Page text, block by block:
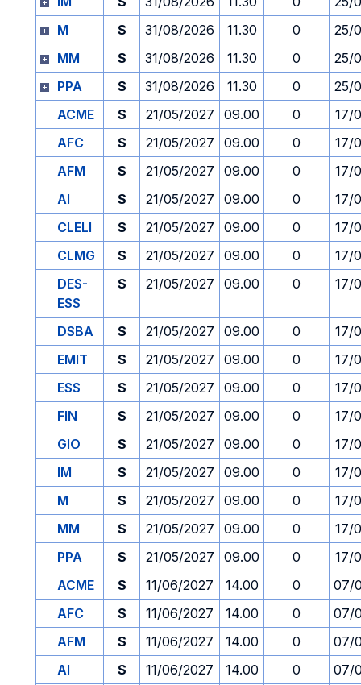
M
S 31/08/2026 11.30 0
25/
MM
S 31/08/2026 11.30 0
25/
PPA
S 31/08/2026 11.30 0
25/
ACME
S 21/05/2027 09.00 0
17/
AFC
S 21/05/2027 09.00 0
17/
AFM
S 21/05/2027 09.00 0
17/
AI
S 21/05/2027 09.00 0
17/
CLELI
S 21/05/2027 09.00 0
17/
CLMG
S 21/05/2027 09.00 0
17/
DES-
ESS
S 21/05/2027 09.00 0 17/
DSBA S 21/05/2027 09.00 0
17/
EMIT
S 21/05/2027 09.00 0
17/
ESS
S 21/05/2027 09.00 0
17/
FIN
S 21/05/2027 09.00 0
17/
GIO
S 21/05/2027 09.00 0
17/
IM
S 21/05/2027 09.00 0
17/
M
S 21/05/2027 09.00 0
17/
MM
S 21/05/2027 09.00 0
17/
PPA
S 21/05/2027 09.00 0
17/
ACME
S 11/06/2027 14.00 0
07/
AFC
S 11/06/2027 14.00 0
07/
AFM
S 11/06/2027 14.00 0
07/
AI
S 11/06/2027 14.00 0
07/